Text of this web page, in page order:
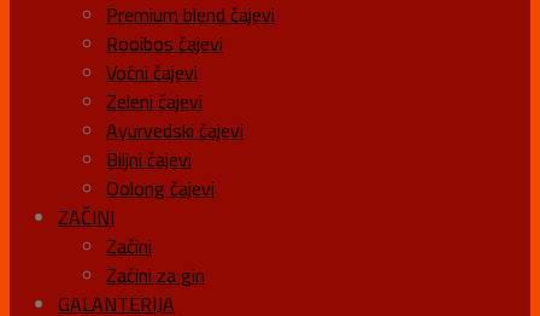
Premium blend čajevi
Rooibos čajevi
Voćni čajevi
Zeleni čajevi
Ayurvedski čajevi
Biljni čajevi
Oolong čajevi
ZAČINI
Začini
Začini za gin
GALANTERIJA